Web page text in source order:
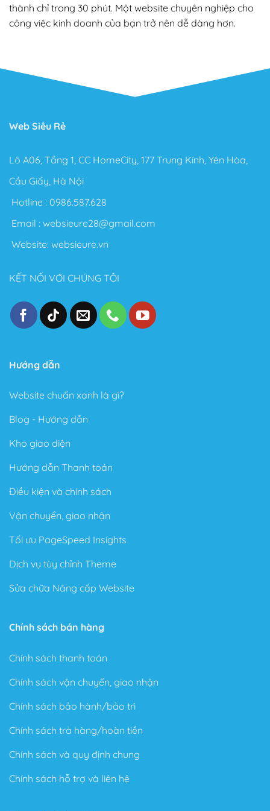
thành chỉ trong 30 phút. Một website chuyên nghiệp cho
công việc kinh doanh của bạn trở nên dễ dàng hơn.
Web Siêu Rẻ
Lô A06, Tầng 1, CC HomeCity, 177 Trung Kính, Yên Hòa,
Cầu Giấy, Hà Nội
Hotline : 0986.587.628
Email : websieure28@gmail.com
Website: websieure.vn
KẾT NỐI VỚI CHÚNG TÔI
Hướng dẫn
Website chuẩn xanh là gì?
Blog - Hướng dẫn
Kho giao diện
Hướng dẫn Thanh toán
Điều kiện và chính sách
Vận chuyển, giao nhận
Tối ưu PageSpeed Insights
Dịch vụ tùy chỉnh Theme
Sửa chữa Nâng cấp Website
Chính sách bán hàng
Chính sách thanh toán
Chính sách vận chuyển, giao nhận
Chính sách bảo hành/bảo trì
Chính sách trả hàng/hoàn tiền
Chính sách và quy định chung
Chính sách hỗ trợ và liên hệ